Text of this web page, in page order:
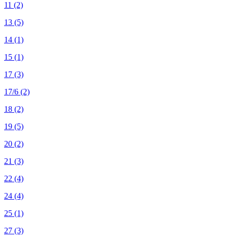
11 (2)
13 (5)
14 (1)
15 (1)
17 (3)
17/6 (2)
18 (2)
19 (5)
20 (2)
21 (3)
22 (4)
24 (4)
25 (1)
27 (3)